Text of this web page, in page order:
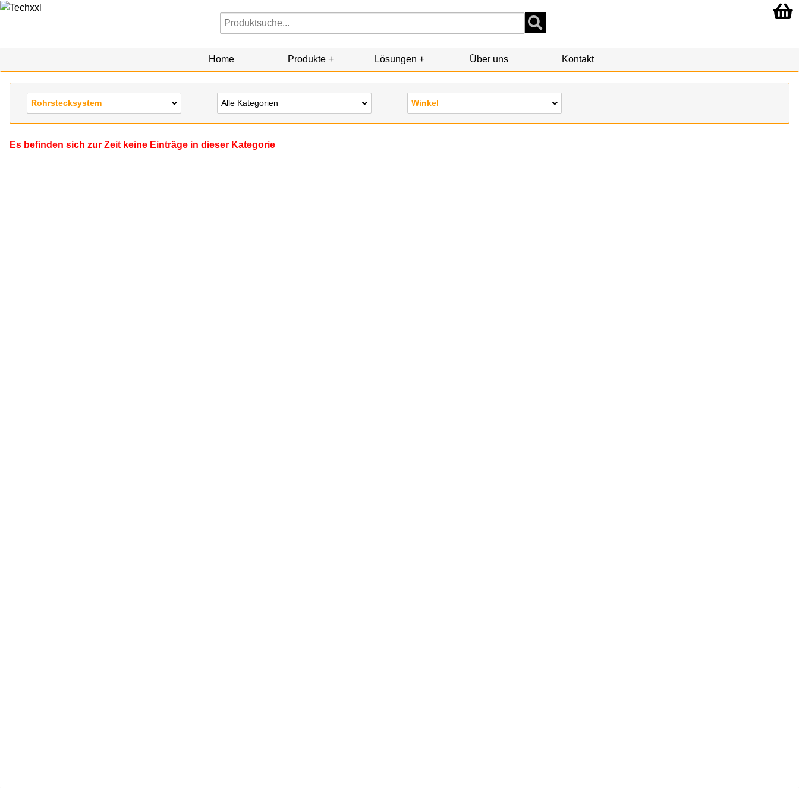
Home Produkte Lösungen Über uns Kontakt
Rohrstecksystem Alle Kategorien Winkel
Es befinden sich zur Zeit keine Einträge in dieser Kategorie